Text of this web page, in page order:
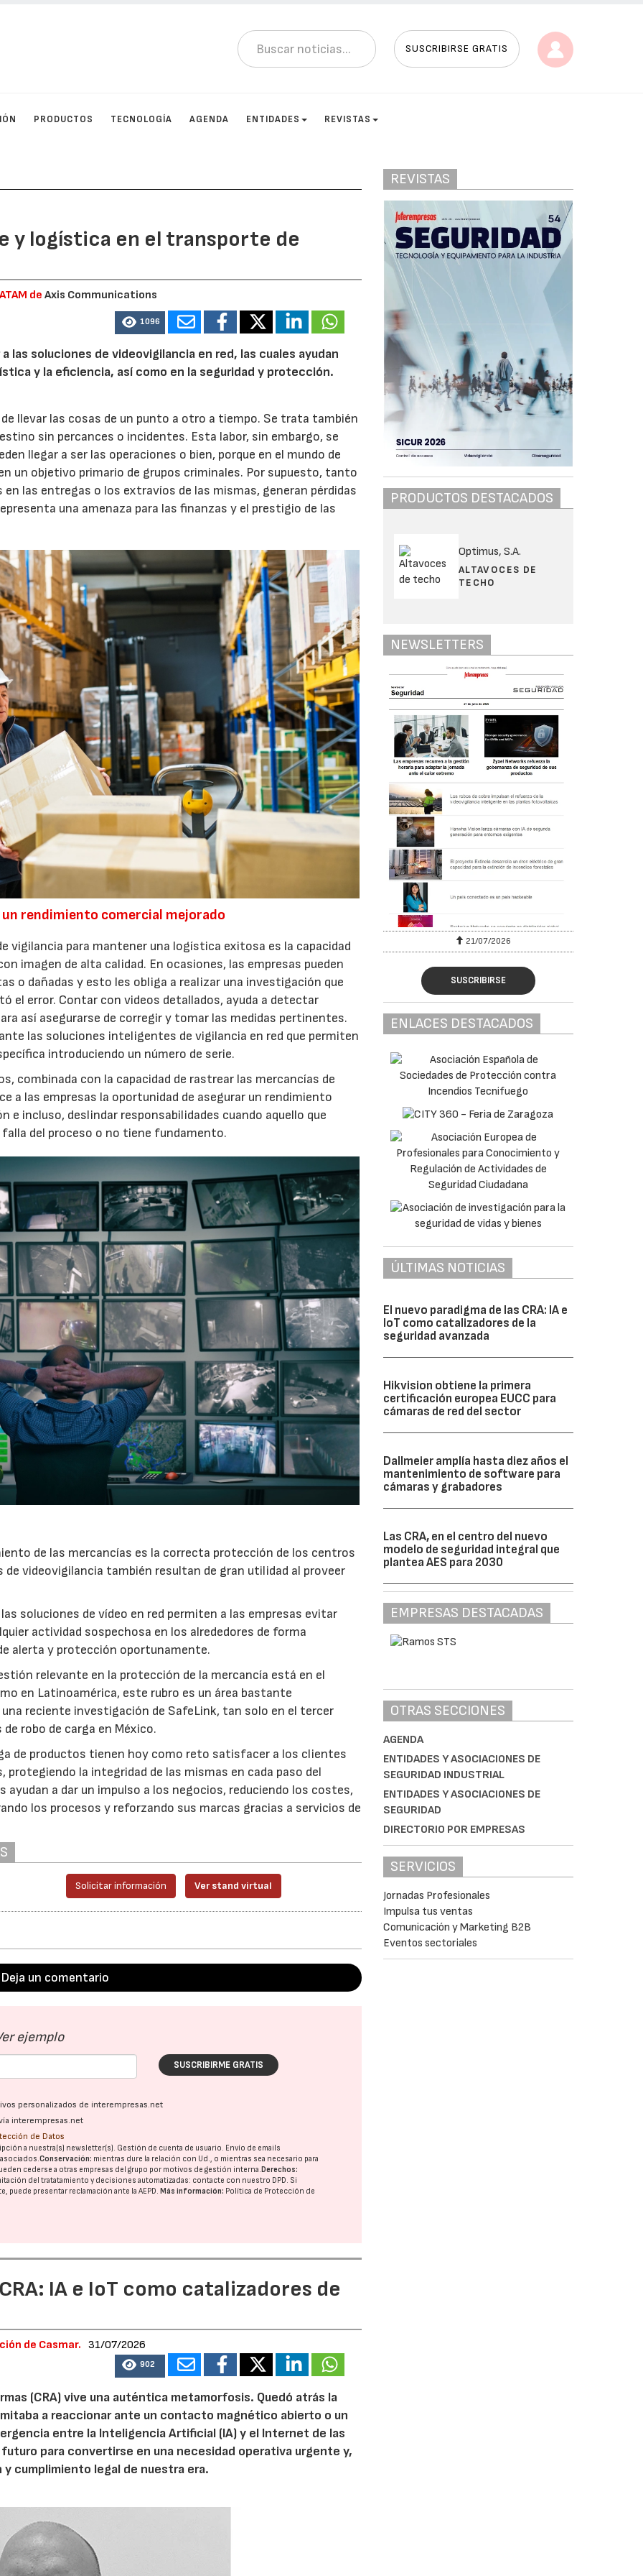
SUSCRIBIRSE GRATIS
PRODUCTOS TECNOLOGÍA AGENDA ENTIDADES REVISTAS
y logística en el transporte de
deAxis Communications
1096
las soluciones de videovigilancia en red, las cuales ayudan
y la eficiencia, así como en la seguridad y protección.
llevar las cosas de un punto a otro a tiempo. Se trata también
sin percances o incidentes. Esta labor, sin embargo, se
llegar a ser las operaciones o bien, porque en el mundo de
un objetivo primario de grupos criminales. Por supuesto, tanto
las entregas o los extravíos de las mismas, generan pérdidas
una amenaza para las finanzas y el prestigio de las
rendimiento comercial mejorado
vigilancia para mantener una logística exitosa es la capacidad
imagen de alta calidad. En ocasiones, las empresas pueden
o dañadas y esto les obliga a realizar una investigación que
el error. Contar con videos detallados, ayuda a detectar
así asegurarse de corregir y tomar las medidas pertinentes.
las soluciones inteligentes de vigilancia en red que permiten
introduciendo un número de serie.
combinada con la capacidad de rastrear las mercancías de
a las empresas la oportunidad de asegurar un rendimiento
e incluso, deslindar responsabilidades cuando aquello que
del proceso o no tiene fundamento.
de las mercancías es la correcta protección de los centros
videovigilancia también resultan de gran utilidad al proveer
soluciones de vídeo en red permiten a las empresas evitar
actividad sospechosa en los alrededores de forma
alerta y protección oportunamente.
relevante en la protección de la mercancía está en el
en Latinoamérica, este rubro es un área bastante
reciente investigación de SafeLink, tan solo en el tercer
robo de carga en México.
de productos tienen hoy como reto satisfacer a los clientes
la integridad de las mismas en cada paso del
ayudan a dar un impulso a los negocios, reduciendo los costes,
los procesos y reforzando sus marcas gracias a servicios de
Solicitar información Ver stand virtual
Deja un comentario
ejemplo
SUSCRIBIRME GRATIS
personalizados de interempresas.net
interempresas.net
de Datos
a nuestra(s) newsletter(s). Gestión de cuenta de usuario. Envío de emails
Conservación: mientras dure la relación con Ud., o mientras sea necesario para
cederse a otras empresas del grupo por motivos de gestión interna. Derechos:
del tratatamiento y decisiones automatizadas: contacte con nuestro DPD. Si
puede presentar reclamación ante laAEPD. Más información: Política de Protección de
IA e IoT como catalizadores de
de Casmar. 31/07/2026
902
(CRA) vive una auténtica metamorfosis. Quedó atrás la
a reaccionar ante un contacto magnético abierto o un
entre la Inteligencia Artificial (IA) y el Internet de las
futuro para convertirse en una necesidad operativa urgente y,
cumplimiento legal de nuestra era.
REVISTAS
PRODUCTOS DESTACADOS
Optimus, S.A.
ALTAVOCES DE
TECHO
NEWSLETTERS
21/07/2026 28/07/2026 21/07/2026
SUSCRIBIRSE
ENLACES DESTACADOS
ÚLTIMAS NOTICIAS
El nuevo paradigma de las CRA: IA e
IoT como catalizadores de la
seguridad avanzada
Hikvision obtiene la primera
certificación europea EUCC para
cámaras de red del sector
Dallmeier amplía hasta diez años el
mantenimiento de software para
cámaras y grabadores
Las CRA, en el centro del nuevo
modelo de seguridad integral que
plantea AES para 2030
EMPRESAS DESTACADAS
OTRAS SECCIONES
AGENDA
ENTIDADES Y ASOCIACIONES DE
SEGURIDAD INDUSTRIAL
ENTIDADES Y ASOCIACIONES DE
SEGURIDAD
DIRECTORIO POR EMPRESAS
SERVICIOS
Jornadas Profesionales
Impulsa tus ventas
Comunicación y Marketing B2B
Eventos sectoriales